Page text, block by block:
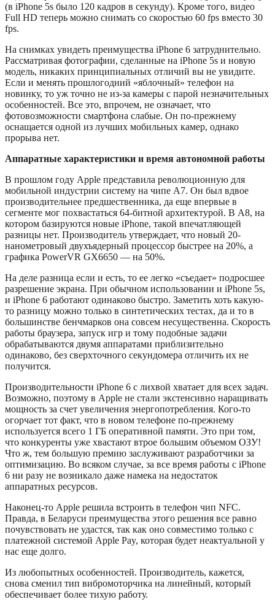
(в iPhone 5s было 120 кадров в секунду). Кроме того, видео
Full HD теперь можно снимать со скоростью 60 fps вместо 30
fps.
На снимках увидеть преимущества iPhone 6 затруднительно.
Рассматривая фотографии, сделанные на iPhone 5s и новую
модель, никаких принципиальных отличий вы не увидите.
Если и менять прошлогодний «яблочный» телефон на
новинку, то уж точно не из-за камеры с парой незначительных
особенностей. Все это, впрочем, не означает, что
фотовозможности смартфона слабые. Он по-прежнему
оснащается одной из лучших мобильных камер, однако
прорыва нет.
Аппаратные характеристики и время автономной работы
В прошлом году Apple представила революционную для
мобильной индустрии систему на чипе А7. Он был вдвое
производительнее предшественника, да еще впервые в
сегменте мог похвастаться 64-битной архитектурой. В А8, на
котором базируются новые iPhone, такой впечатляющей
разницы нет. Производитель утверждает, что новый 20-
нанометровый двухъядерный процессор быстрее на 20%, а
графика PowerVR GX6650 — на 50%.
На деле разница если и есть, то ее легко «съедает» подросшее
разрешение экрана. При обычном использовании и iPhone 5s,
и iPhone 6 работают одинаково быстро. Заметить хоть какую-
то разницу можно только в синтетических тестах, да и то в
большинстве бенчмарков она совсем несущественна. Скорость
работы браузера, запуск игр и тому подобные задачи
обрабатываются двумя аппаратами приблизительно
одинаково, без сверхточного секундомера отличить их не
получится.
Производительности iPhone 6 с лихвой хватает для всех задач.
Возможно, поэтому в Apple не стали экстенсивно наращивать
мощность за счет увеличения энергопотребления. Кого-то
огорчает тот факт, что в новом телефоне по-прежнему
используется всего 1 ГБ оперативной памяти. Это при том,
что конкуренты уже хвастают втрое большим объемом ОЗУ!
Что ж, тем большую премию заслуживают разработчики за
оптимизацию. Во всяком случае, за все время работы с iPhone
6 ни разу не возникало даже намека на недостаток
аппаратных ресурсов.
Наконец-то Apple решила встроить в телефон чип NFC.
Правда, в Беларуси преимущества этого решения все равно
почувствовать не удастся, так как оно совместимо только с
платежной системой Apple Pay, которая будет неактуальной у
нас еще долго.
Из любопытных особенностей. Производитель, кажется,
снова сменил тип вибромоторчика на линейный, который
обеспечивает более тихую работу.